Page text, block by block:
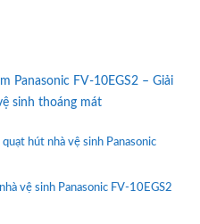
Panasonic FV-10EGS2 – Giải
sinh thoáng mát
quạt hút nhà vệ sinh Panasonic
vệ sinh Panasonic FV-10EGS2